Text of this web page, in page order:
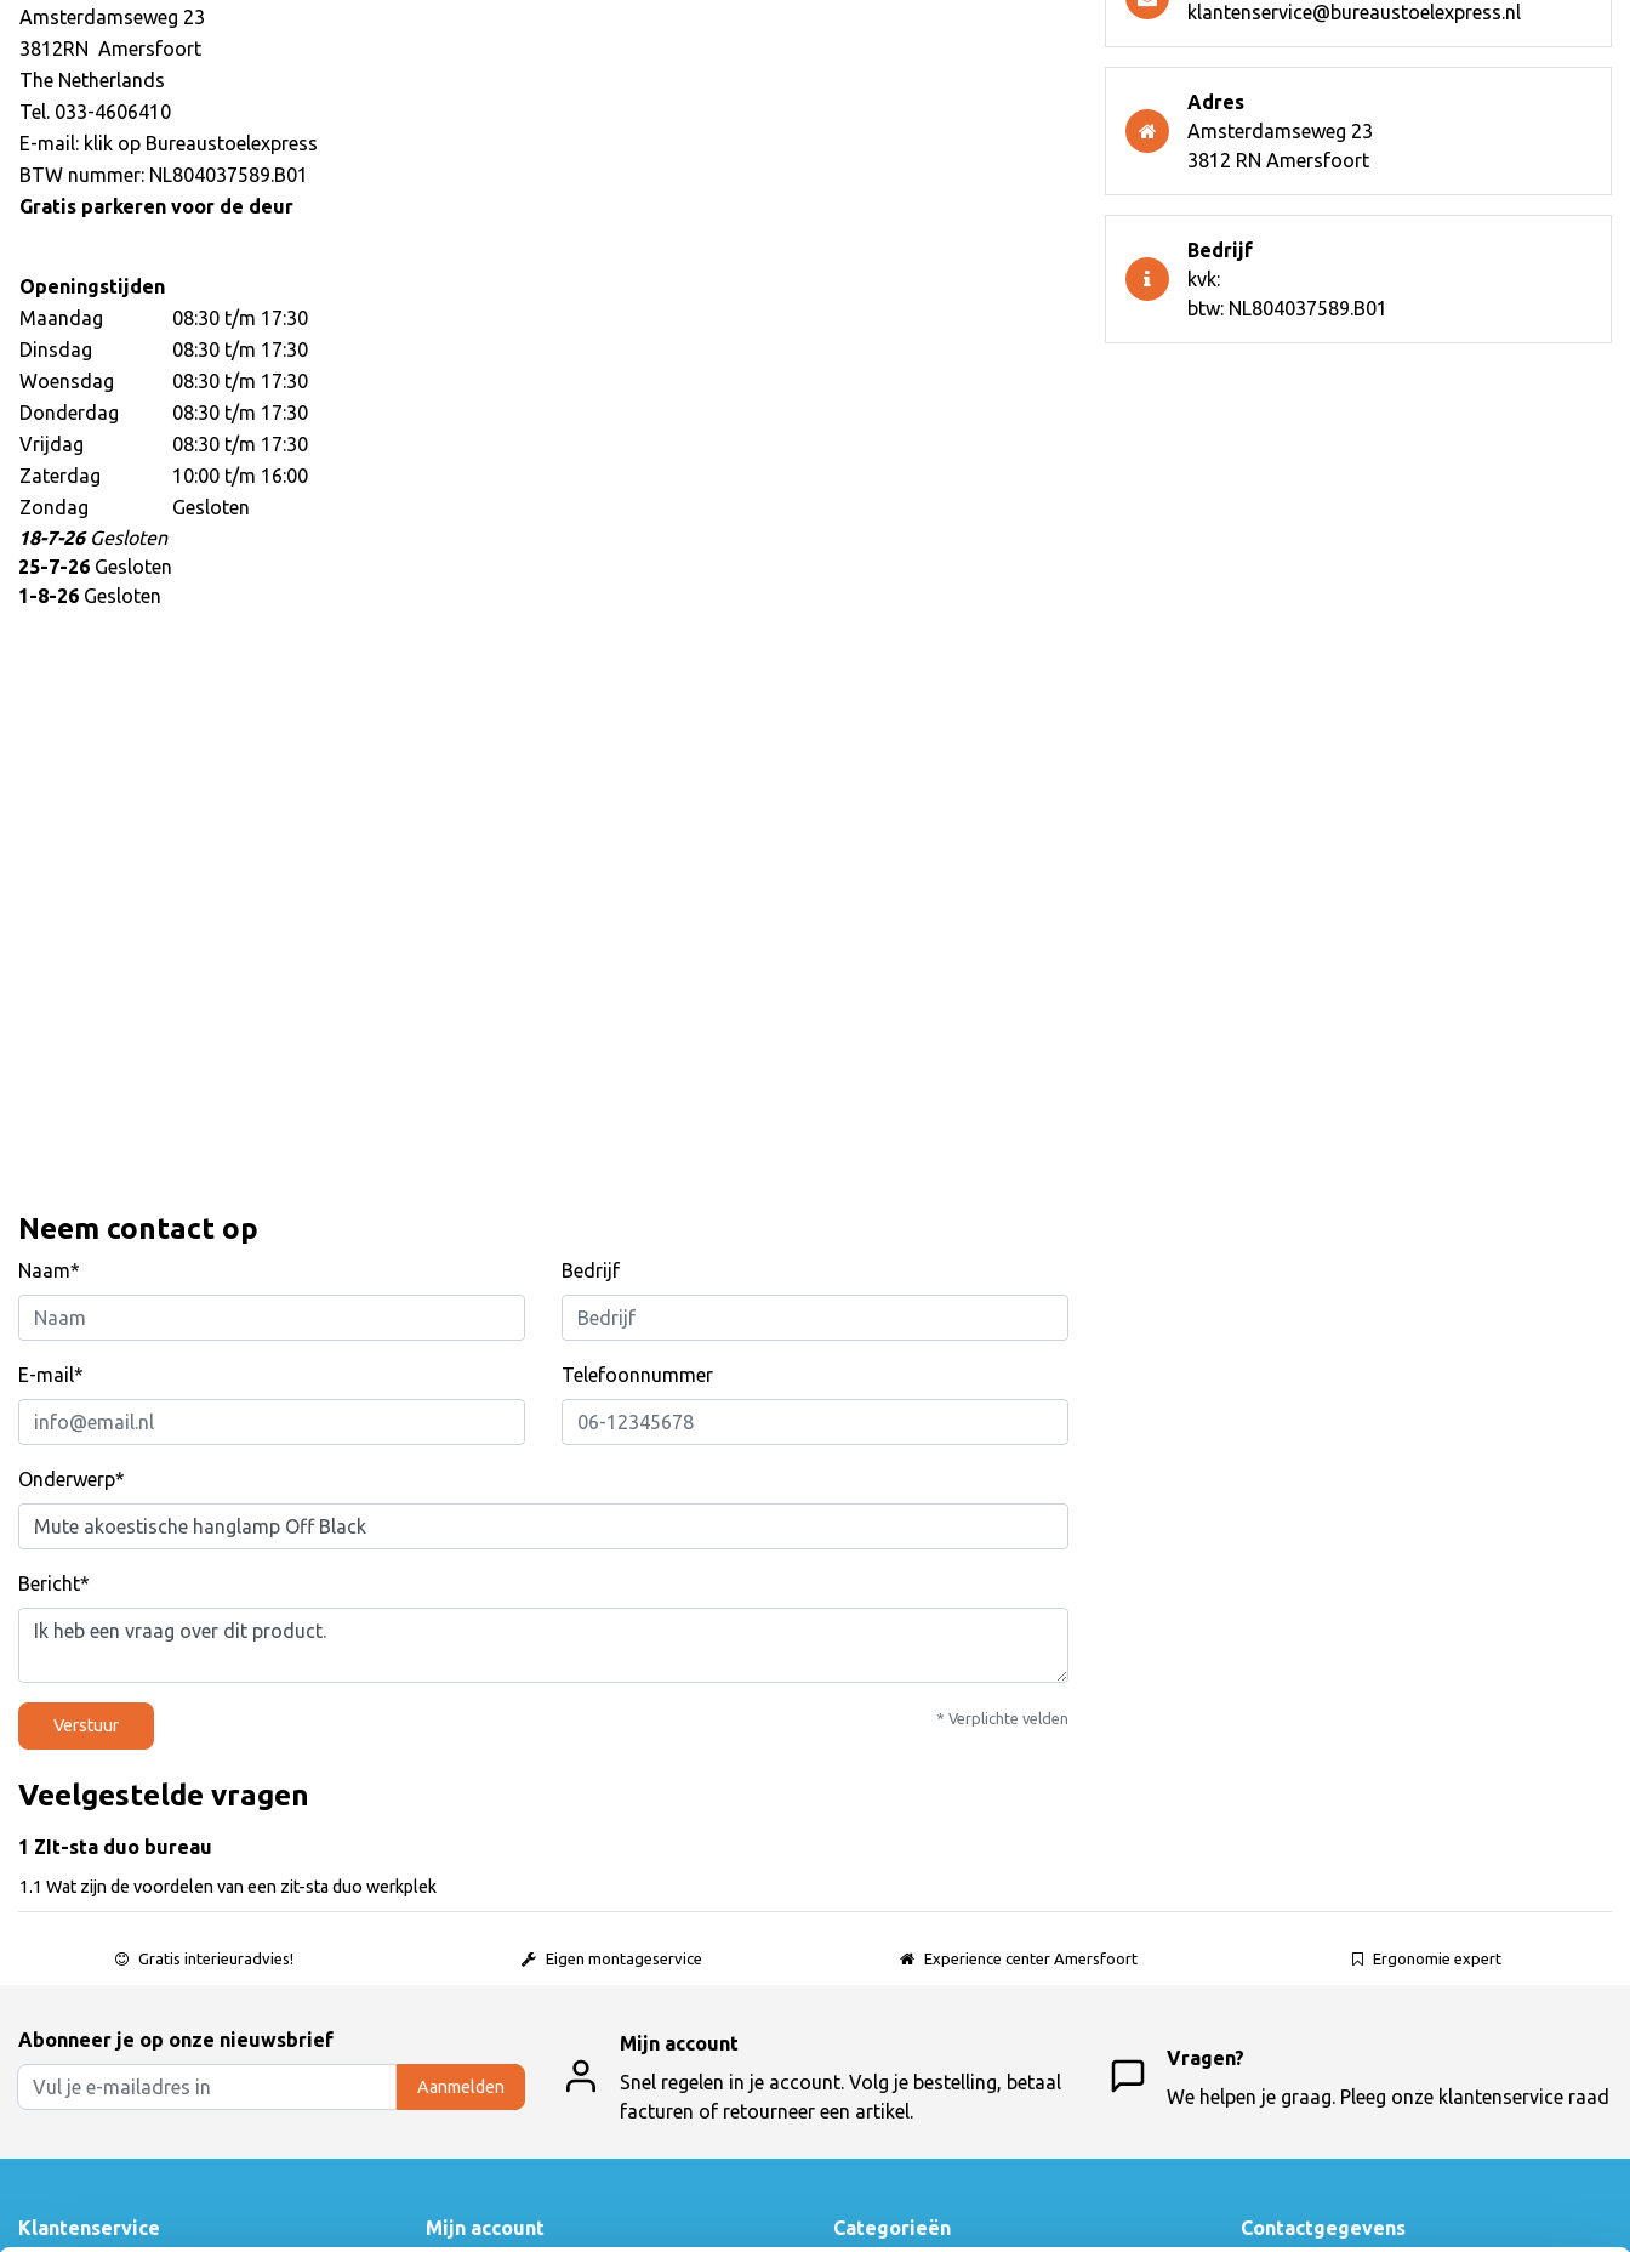
Amsterdamseweg 23
3812RN Amersfoort
The Netherlands
Tel. 033-4606410
E-mail: klik op Bureaustoelexpress
BTW nummer: NL804037589.B01
Gratis parkeren voor de deur
Openingstijden
Maandag
08:30 t/m 17:30
Dinsdag
08:30 t/m 17:30
Woensdag
08:30 t/m 17:30
Donderdag
08:30 t/m 17:30
Vrijdag
08:30 t/m 17:30
Zaterdag
10:00 t/m 16:00
Zondag
Gesloten
18-7-26Gesloten
25-7-26 Gesloten
1-8-26 Gesloten
Neem contact op
Naam* Bedrijf
E-mail* Telefoonnummer
Onderwerp*
Bericht*
Verstuur * Verplichte velden
klantenservice@bureaustoelexpress.nl
Adres
Amsterdamseweg 23
3812 RN Amersfoort
Bedrijf
kvk:
btw: NL804037589.B01
Veelgestelde vragen
1 ZIt-sta duo bureau
1.1 Wat zijn de voordelen van een zit-sta duo werkplek
Gratis interieuradvies! Eigen montageservice Experience center Amersfoort Ergonomie expert
Abonneer je op onze nieuwsbrief
Aanmelden
Mijn account
Snel regelen in je account. Volg je bestelling, betaal
facturen of retourneer een artikel.
Vragen?
We helpen je graag. Pleeg onze klantenservice raad
Klantenservice Mijn account Categorieën Contactgegevens